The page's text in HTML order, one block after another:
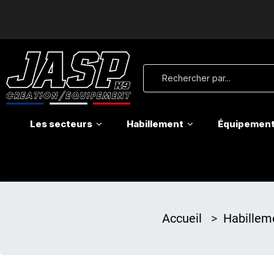
Les secteurs Habillement
Accueil >